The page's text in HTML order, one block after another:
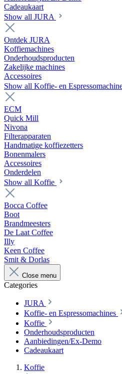
Cadeaukaart
Show all JURA
Ontdek JURA
Koffiemachines
Onderhoudsproducten
Zakelijke machines
Accessoires
Show all Koffie- en
ECM
Quick Mill
Nivona
Filterapparaten
Handmatige koffiezetters
Bonenmalers
Accessoires
Onderdelen
Show all Koffie
Bocca Coffee
Boot
Brandmeesters
De Laat Coffee
Illy
Keen Coffee
Smit & Dorlas
Close menu
Categories
JURA
Koffie- en Espressomachines
Koffie
Onderhoudsproducten
Aanbiedingen/Ex-Demo
Cadeaukaart
Koffie